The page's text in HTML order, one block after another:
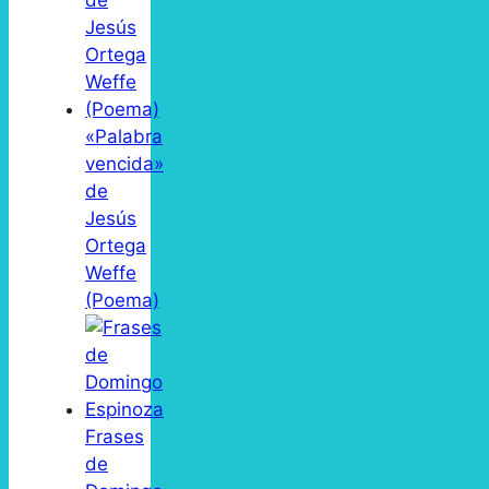
«Palabra
vencida»
de
Jesús
Ortega
Weffe
(Poema)
Frases
de